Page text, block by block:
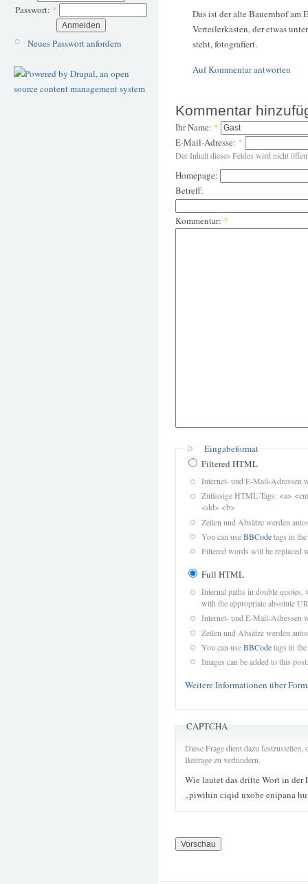
Passwort: *
Neues Passwort anfordern
Das ist der alte Bauernhof am
Verteilerkasten, der etwas
steht, fotografiert.
Auf Kommentar antworten
Kommentar
Ihr Name: *
E-Mail-Adresse: *
Der Inhalt dieses Feldes wird nicht
Homepage:
Betreff:
Kommentar: *
Eingabeformat
Filtered HTML
Internet- und E-Mail-Adressen
Zulässige HTML-Tags: <a>
<dd> <b>
Zeilen und Absätze werden
You can useBBCodetags in
Filtered words will be replaced
Full HTML
Internal paths in double quotes,
with the appropriate absolute
Internet- und E-Mail-Adressen
Zeilen und Absätze werden
You can useBBCodetags in
Images can be added to this post.
Weitere Informationen über
CAPTCHA
Diese Frage dient dazu
Beiträge zu verhindern.
Wie lautet das dritte Wort in der
„piwihin ciqid uxobe enipana